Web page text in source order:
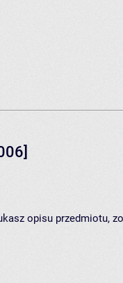
opisu przedmiotu,